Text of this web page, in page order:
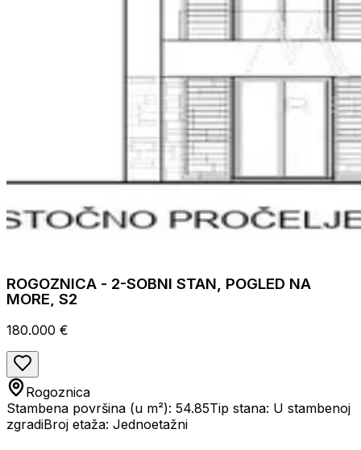
ROGOZNICA - 2-SOBNI STAN, POGLED NA
MORE, S2
180.000 €
Rogoznica
Stambena površina (u m²): 54.85Tip stana: U stambenoj
zgradiBroj etaža: Jednoetažni